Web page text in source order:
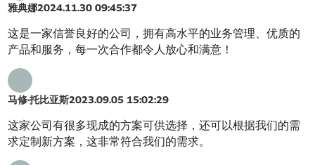
雅典娜2024.11.30 09:45:37
这是一家信誉良好的公司，拥有高水平的业务管理、优质的
产品和服务，每一次合作都令人放心和满意！
马修·托比亚斯2023.09.05 15:02:29
这家公司有很多现成的方案可供选择，还可以根据我们的需
求定制新方案，这非常符合我们的需求。